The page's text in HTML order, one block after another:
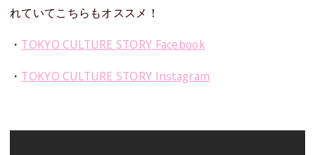
れていてこちらもオススメ！
・ TOKYO CULTURE STORY Facebook
・ TOKYO CULTURE STORY Instagram